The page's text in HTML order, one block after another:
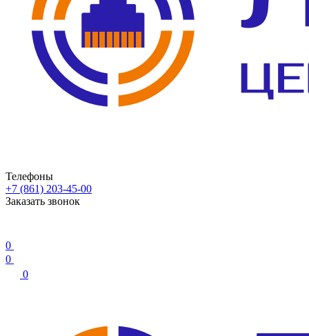
Телефоны
+7 (861) 203-45-00
Заказать звонок
0
0
0